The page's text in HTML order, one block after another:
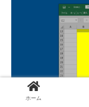
ホーム